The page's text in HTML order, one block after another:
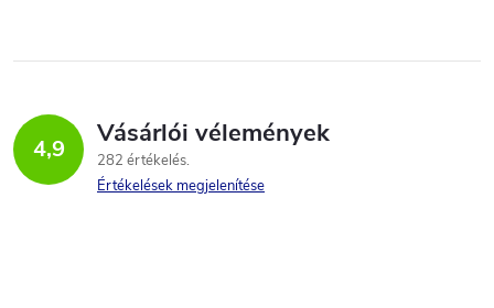
4,9 Vásárlói vélemények
282 értékelés
Értékelések megjelenítése